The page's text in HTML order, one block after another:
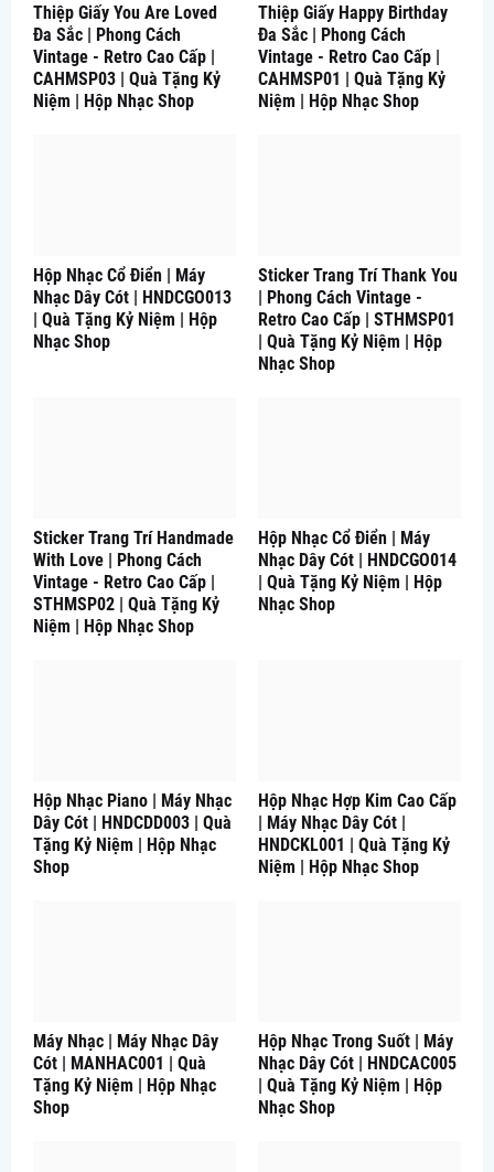
Thiệp Giấy You Are Loved
Đa Sắc | Phong Cách
Vintage - Retro Cao Cấp |
CAHMSP03 | Quà Tặng Kỷ
Niệm | Hộp Nhạc Shop
Thiệp Giấy Happy Birthday
Đa Sắc | Phong Cách
Vintage - Retro Cao Cấp |
CAHMSP01 | Quà Tặng Kỷ
Niệm | Hộp Nhạc Shop
Hộp Nhạc Cổ Điển | Máy
Nhạc Dây Cót | HNDCGO013
| Quà Tặng Kỷ Niệm | Hộp
Nhạc Shop
Sticker Trang Trí Thank You
| Phong Cách Vintage -
Retro Cao Cấp | STHMSP01
| Quà Tặng Kỷ Niệm | Hộp
Nhạc Shop
Sticker Trang Trí Handmade
With Love | Phong Cách
Vintage - Retro Cao Cấp |
STHMSP02 | Quà Tặng Kỷ
Niệm | Hộp Nhạc Shop
Hộp Nhạc Cổ Điển | Máy
Nhạc Dây Cót | HNDCGO014
| Quà Tặng Kỷ Niệm | Hộp
Nhạc Shop
Hộp Nhạc Piano | Máy Nhạc
Dây Cót | HNDCDD003 | Quà
Tặng Kỷ Niệm | Hộp Nhạc
Shop
Hộp Nhạc Hợp Kim Cao Cấp
| Máy Nhạc Dây Cót |
HNDCKL001 | Quà Tặng Kỷ
Niệm | Hộp Nhạc Shop
Máy Nhạc | Máy Nhạc Dây
Cót | MANHAC001 | Quà
Tặng Kỷ Niệm | Hộp Nhạc
Shop
Hộp Nhạc Trong Suốt | Máy
Nhạc Dây Cót | HNDCAC005
| Quà Tặng Kỷ Niệm | Hộp
Nhạc Shop